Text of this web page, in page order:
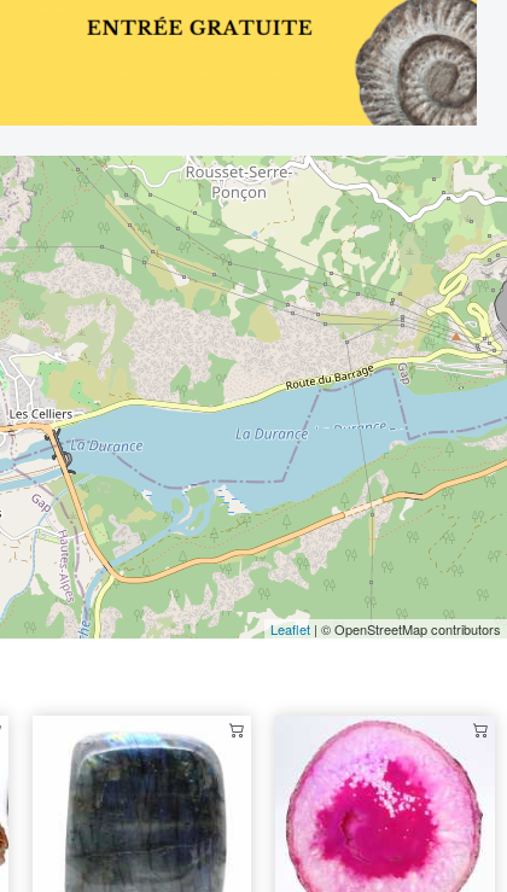
Leaflet | © OpenStreetMap contributors